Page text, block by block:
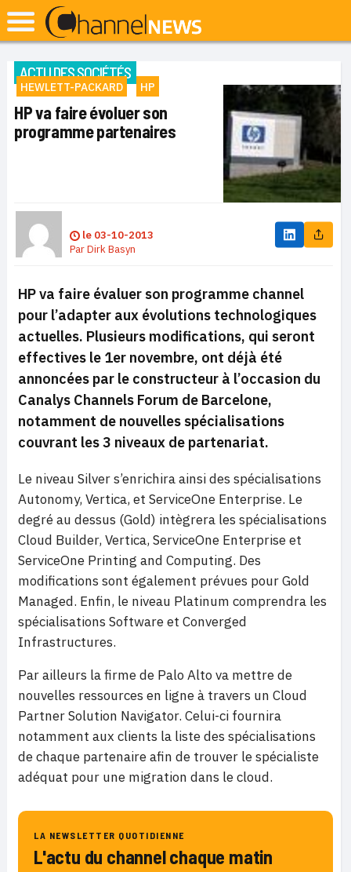
ACTU DES SOCIÉTÉS
HEWLETT-PACKARD HP
HP va faire évoluer son
programme partenaires
le 03-10-2013
ParDirk Basyn
HP va faire évaluer son programme channel
pour l’adapter aux évolutions technologiques
actuelles. Plusieurs modifications, qui seront
effectives le 1er novembre, ont déjà été
annoncées par le constructeur à l’occasion du
Canalys Channels Forum de Barcelone,
notamment de nouvelles spécialisations
couvrant les 3 niveaux de partenariat.
Le niveau Silver s’enrichira ainsi des spécialisations
Autonomy, Vertica, et ServiceOne Enterprise. Le
degré au dessus (Gold) intègrera les spécialisations
Cloud Builder, Vertica, ServiceOne Enterprise et
ServiceOne Printing and Computing. Des
modifications sont également prévues pour Gold
Managed. Enfin, le niveau Platinum comprendra les
spécialisations Software et Converged
Infrastructures.
Par ailleurs la firme de Palo Alto va mettre de
nouvelles ressources en ligne à travers un Cloud
Partner Solution Navigator. Celui-ci fournira
notamment aux clients la liste des spécialisations
de chaque partenaire afin de trouver le spécialiste
adéquat pour une migration dans le cloud.
LA NEWSLETTER QUOTIDIENNE
L'actu du channel chaque matin